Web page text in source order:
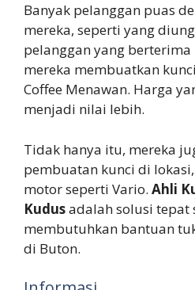
Banyak pelanggan puas
mereka, seperti yang
pelanggan yang
mereka membuatkan
Coffee Menawan. Harga
menjadi nilai lebih.
Tidak hanya itu, mereka
pembuatan kunci di
motor seperti Vario. Ahli
Kudusadalah solusi tepat
membutuhkan bantuan
di Buton.